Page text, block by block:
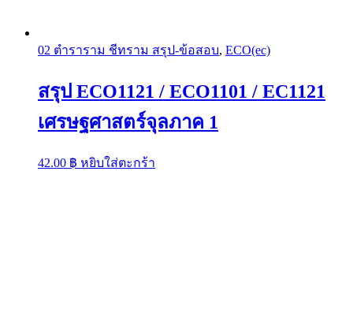
02 ตำราราม ชีทราม สรุป-ข้อสอบ, ECO(ec)
สรุป ECO1121 / ECO1101 / EC1121
เศรษฐศาสตร์จุลภาค 1
42.00 ฿ หยิบใส่ตะกร้า